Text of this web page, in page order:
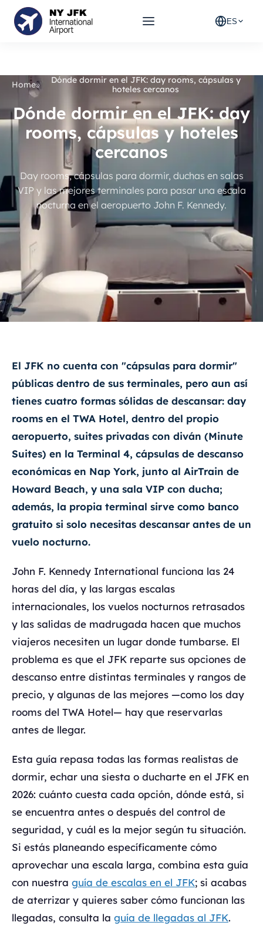
ES
Home»
Dónde dormir en el JFK: day rooms, cápsulas y
hoteles cercanos
Dónde dormir en el JFK: day
rooms, cápsulas y hoteles
cercanos
Day rooms, cápsulas para dormir, duchas en salas
VIP y las mejores terminales para pasar una escala
nocturna en el aeropuerto John F. Kennedy.
El JFK no cuenta con "cápsulas para dormir"
públicas dentro de sus terminales, pero aun así
tienes cuatro formas sólidas de descansar: day
rooms en el TWA Hotel, dentro del propio
aeropuerto, suites privadas con diván (Minute
Suites) en la Terminal 4, cápsulas de descanso
económicas en Nap York, junto al AirTrain de
Howard Beach, y una sala VIP con ducha;
además, la propia terminal sirve como banco
gratuito si solo necesitas descansar antes de un
vuelo nocturno.
John F. Kennedy International funciona las 24
horas del día, y las largas escalas
internacionales, los vuelos nocturnos retrasados
y las salidas de madrugada hacen que muchos
viajeros necesiten un lugar donde tumbarse. El
problema es que el JFK reparte sus opciones de
descanso entre distintas terminales y rangos de
precio, y algunas de las mejores —como los day
rooms del TWA Hotel— hay que reservarlas
antes de llegar.
Esta guía repasa todas las formas realistas de
dormir, echar una siesta o ducharte en el JFK en
2026: cuánto cuesta cada opción, dónde está, si
se encuentra antes o después del control de
seguridad, y cuál es la mejor según tu situación.
Si estás planeando específicamente cómo
aprovechar una escala larga, combina esta guía
con nuestra guía de escalas en el JFK; si acabas
de aterrizar y quieres saber cómo funcionan las
llegadas, consulta la guía de llegadas al JFK.